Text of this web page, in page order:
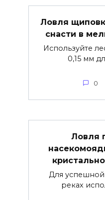
Ловля
снасти в
Используйте
0,15 мм
0
Ловля
Для успешной
реках